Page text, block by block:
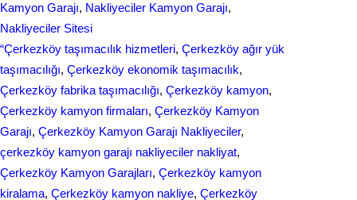
o
k
I
n
Kamyon Garajı, Nakliyeciler Kamyon Garajı
Nakliyeciler Sitesi
“Çerkezköy taşımacılık hizmetleri, Çerkezköy ağır yük
taşımacılığı, Çerkezköy ekonomik taşımacılık
Çerkezköy fabrika taşımacılığı, Çerkezköy kamyon
Çerkezköy kamyon firmaları, Çerkezköy Kamyon
Garajı, Çerkezköy Kamyon Garajı Nakliyeciler
çerkezköy kamyon garajı nakliyeciler nakliyat
Çerkezköy Kamyon Garajları, Çerkezköy kamyon
kiralama, Çerkezköy kamyon nakliye, Çerkezköy